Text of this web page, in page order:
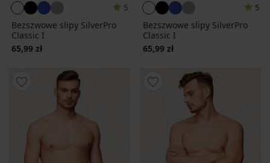
5
Bezszwowe slipy SilverPro
Classic I
65,99 zł
5
Bezszwowe slipy SilverPro
Classic I
65,99 zł